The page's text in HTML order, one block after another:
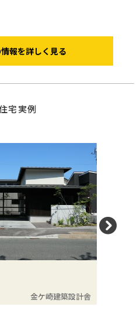
報を詳しく見る
宅実例
金ケ崎建築設計舎